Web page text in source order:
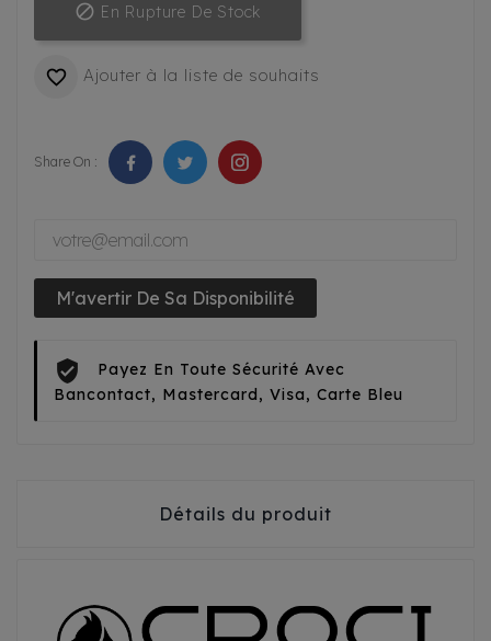
 En Rupture De Stock
 Ajouter à la liste de souhaits
Share On :
M'avertir De Sa Disponibilité
Payez En Toute Sécurité Avec
Bancontact, Mastercard, Visa, Carte Bleu
Détails du produit